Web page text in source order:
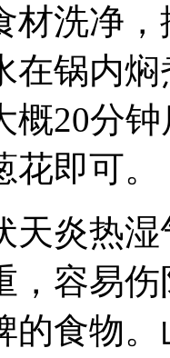
材洗净
在锅内
概20分
即可。
天炎热
，容易
的食物